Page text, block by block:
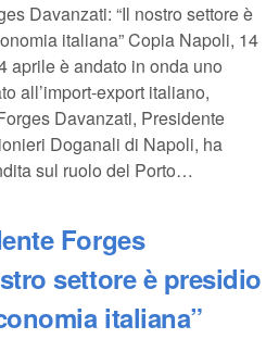
Davanzati: “Il nostro settore è
italiana” Copia Napoli, 14
aprile è andato in onda uno
all’import‑export italiano,
Davanzati, Presidente
Doganali di Napoli, ha
sul ruolo del Porto…
Forges
settore è presidio
italiana”